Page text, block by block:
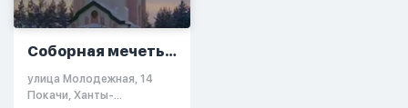
Соборная мечеть в
Покачи
улица Молодежная, 14
Покачи, Ханты-